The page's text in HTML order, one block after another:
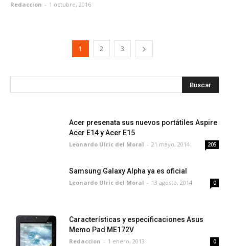
Redaccion - 1 octubre, 2016
1 2 3
Acer presenata sus nuevos portátiles Aspire
Acer E14 y Acer E15
Leonardo Ulric del Moral - 21 mayo, 2014 205
Samsung Galaxy Alpha ya es oficial
Leonardo Ulric del Moral - 13 agosto, 2014 0
Características y especificaciones Asus
Memo Pad ME172V
Redaccion - 1 enero, 2013 0